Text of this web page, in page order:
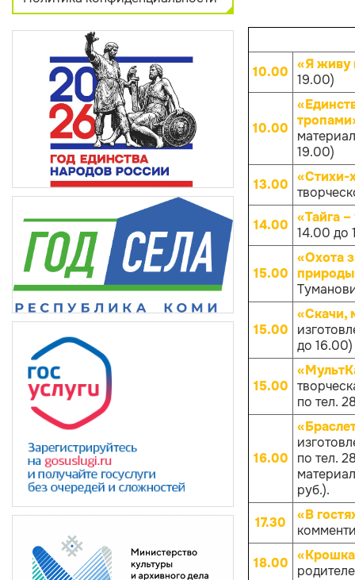
10.00 «Я живу
19.00)
10.00
19.00)
13.00 «Стихи-
14.00 «Тайга
14.00 до
15.00
«Охота
15.00
«Скачи,
до 16.00)
15.00
по тел.
16.00
по тел.
руб.).
17.30
«В
18.00